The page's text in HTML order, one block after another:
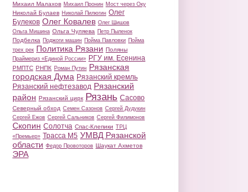
Михаил Малахов Михаил Пронин Мост через Оку
Николай Булаев Николай Пилюгин Олег
Булеков Олег Ковалев Олег Шишов
Ольга Мишина Ольга Чуляева Петр Пыленок
Подбелка Поджоги машин Пойма Павловки Пойма
трех рек Политика Рязани Поляны
Праймериз «Единой России» РГУ им. Есенина
РМПТС РНПК Роман Путин Рязанская
городская Дума Рязанский кремль
Рязанский нефтезавод Рязанский
район Рязанский цирк Рязань Сасово
Северный обход Семен Сазонов Сергей Дудукин
Сергей Ежов Сергей Сальников Сергей Филимонов
Скопин Солотча Спас-Клепики ТРЦ
«Премьер» Трасса М5 УМВД Рязанской
области Федор Провоторов Шаукат Ахметов
ЭРА